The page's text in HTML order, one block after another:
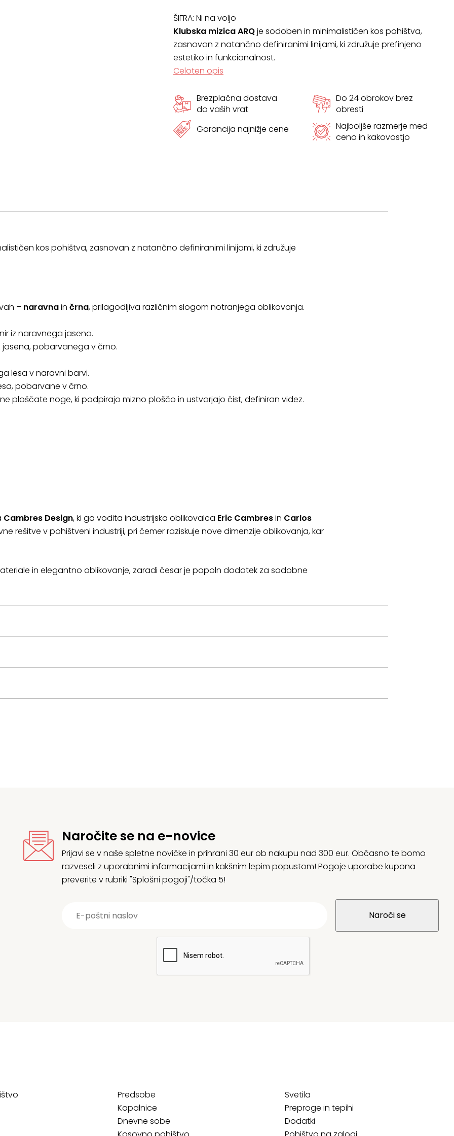
ŠIFRA: Ni na voljo
Klubska mizica ARQje sodoben in minimalističen kos pohištva,
zasnovan z natančno definiranimi linijami, ki združuje prefinjeno
estetiko in funkcionalnost.
Celoten opis
Brezplačna dostava
do vaših vrat
Do 24 obrokov brez
obresti
Garancija najnižje cene
Najboljše razmerje med
ceno in kakovostjo
kos pohištva, zasnovan z natančno definiranimi linijami, ki združuje
– naravnain črna, prilagodljiva različnim slogom notranjega oblikovanja.
iz naravnega jasena.
pobarvanega v črno.
lesa v naravni barvi.
pobarvane v črno.
ploščate noge, ki podpirajo mizno ploščo in ustvarjajo čist, definiran videz.
Cambres Design, ki ga vodita industrijska oblikovalca Eric Cambresin Carlos
rešitve v pohištveni industriji, pri čemer raziskuje nove dimenzije oblikovanja, kar
in elegantno oblikovanje, zaradi česar je popoln dodatek za sodobne
Naročite se na e-novice
Prijavi se v naše spletne novičke in prihrani 30 eur ob nakupu nad 300 eur. Občasno te bomo
razveseli z uporabnimi informacijami in kakšnim lepim popustom! Pogoje uporabe kupona
preverite v rubriki "Splošni pogoji"/točka 5!
Predsobe
Kopalnice
Dnevne sobe
Svetila
Preproge in tepihi
Dodatki